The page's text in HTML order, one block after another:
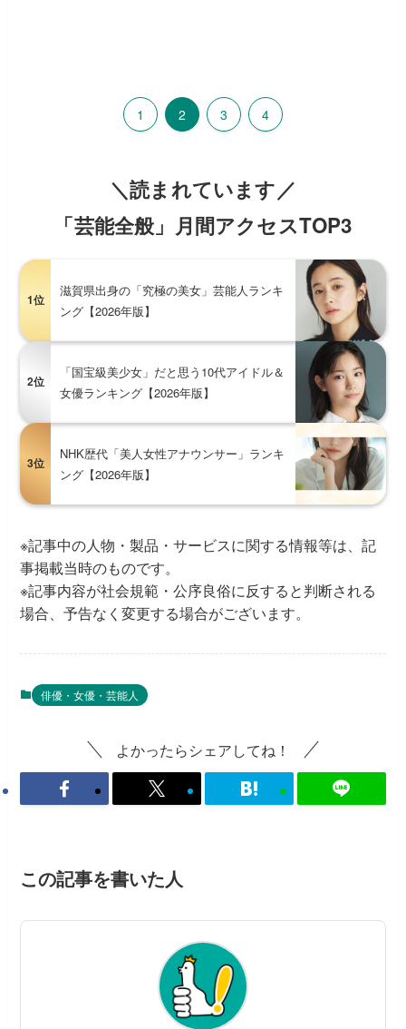
1 2 3 4
＼読まれています／
「芸能全般」月間アクセスTOP3
1位
滋賀県出身の「究極の美女」芸能人ランキ
ング【2026年版】
2位
「国宝級美少女」だと思う10代アイドル＆
女優ランキング【2026年版】
3位
NHK歴代「美人女性アナウンサー」ランキ
ング【2026年版】
※記事中の人物・製品・サービスに関する情報等は、記
事掲載当時のものです。
※記事内容が社会規範・公序良俗に反すると判断される
場合、予告なく変更する場合がございます。
俳優・女優・芸能人
よかったらシェアしてね！
この記事を書いた人